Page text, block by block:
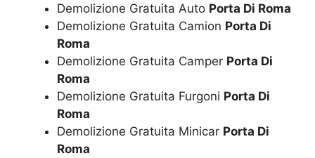
Demolizione Gratuita Auto Porta Di Roma
Demolizione Gratuita Camion Porta Di
Roma
Demolizione Gratuita Camper Porta Di
Roma
Demolizione Gratuita Furgoni Porta Di
Roma
Demolizione Gratuita Minicar Porta Di
Roma